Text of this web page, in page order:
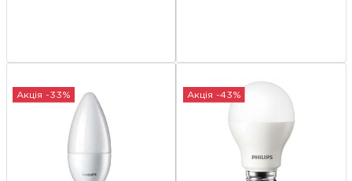
Акція -33% Акція -43%